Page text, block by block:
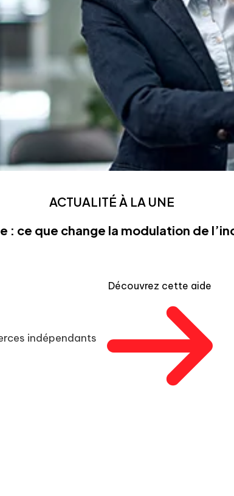
ACTUALITÉ À LA UNE
: ce que change la modulation de
indépendants
Découvrez cette aide